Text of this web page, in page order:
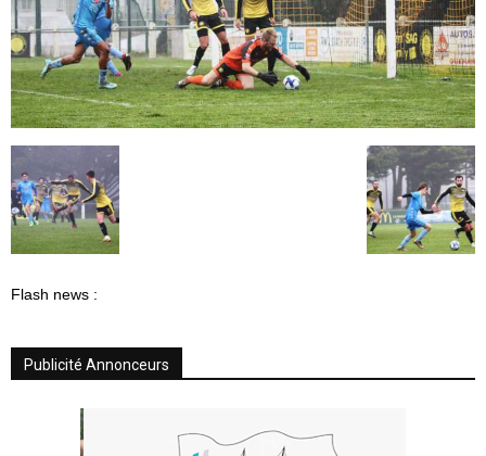
Flash news :
Publicité Annonceurs